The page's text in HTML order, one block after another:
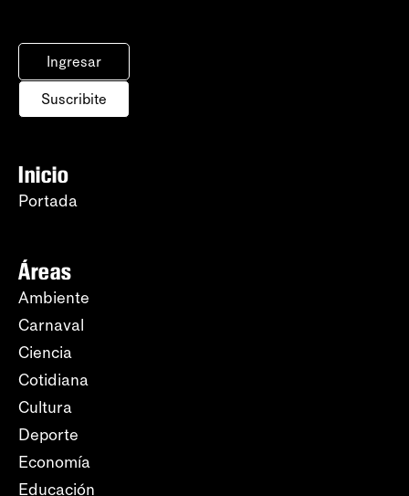
Ingresar
Suscribite
Inicio
Portada
Áreas
Ambiente
Carnaval
Ciencia
Cotidiana
Cultura
Deporte
Economía
Educación